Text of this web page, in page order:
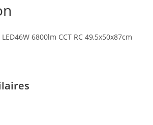
6800lm CCT RC 49,5x50x87cm